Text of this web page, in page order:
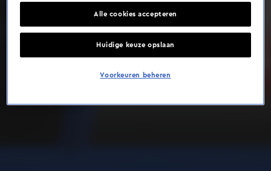
Alle cookies accepteren
Huidige keuze opslaan
Voorkeuren beheren